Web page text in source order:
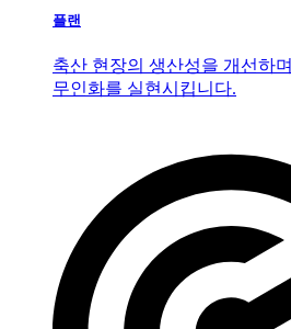
플랜
축산 현장의 생산성을 개선하며
무인화를 실현시킵니다.